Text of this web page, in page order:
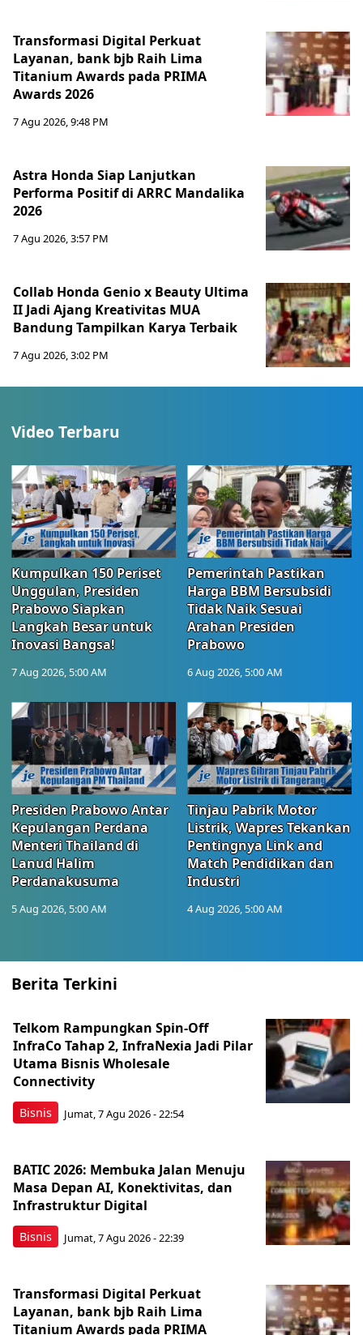
Transformasi Digital Perkuat
Layanan, bank bjb Raih Lima
Titanium Awards pada PRIMA
Awards 2026
7 Agu 2026, 9:48 PM
Astra Honda Siap Lanjutkan
Performa Positif di ARRC Mandalika
2026
7 Agu 2026, 3:57 PM
Collab Honda Genio x Beauty Ultima
II Jadi Ajang Kreativitas MUA
Bandung Tampilkan Karya Terbaik
7 Agu 2026, 3:02 PM
Video Terbaru
Kumpulkan 150 Periset
Unggulan, Presiden
Prabowo Siapkan
Langkah Besar untuk
Inovasi Bangsa!
7 Aug 2026, 5:00 AM
Pemerintah Pastikan
Harga BBM Bersubsidi
Tidak Naik Sesuai
Arahan Presiden
Prabowo
6 Aug 2026, 5:00 AM
Presiden Prabowo Antar
Kepulangan Perdana
Menteri Thailand di
Lanud Halim
Perdanakusuma
5 Aug 2026, 5:00 AM
Tinjau Pabrik Motor
Listrik, Wapres Tekankan
Pentingnya Link and
Match Pendidikan dan
Industri
4 Aug 2026, 5:00 AM
Berita Terkini
Bisnis
Telkom Rampungkan Spin-Off
InfraCo Tahap 2, InfraNexia Jadi Pilar
Utama Bisnis Wholesale
Connectivity
Jumat, 7 Agu 2026 - 22:54
Bisnis
BATIC 2026: Membuka Jalan Menuju
Masa Depan AI, Konektivitas, dan
Infrastruktur Digital
Jumat, 7 Agu 2026 - 22:39
Transformasi Digital Perkuat
Layanan, bank bjb Raih Lima
Titanium Awards pada PRIMA